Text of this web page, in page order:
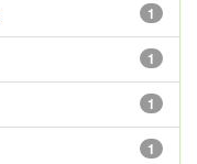
1
1
1
1